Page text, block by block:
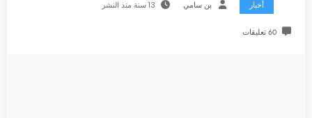
أخبار بن سامي 13 سنة منذ النشر
60 تعليقات